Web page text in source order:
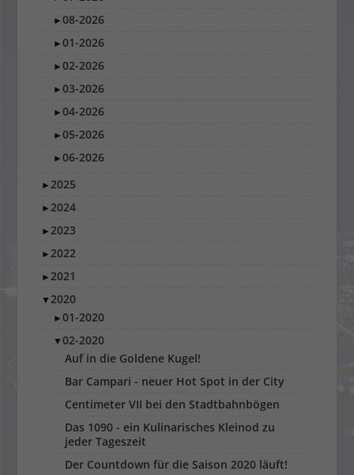
►08-2026
►01-2026
►02-2026
►03-2026
►04-2026
►05-2026
►06-2026
►2025
►2024
►2023
►2022
►2021
▼2020
►01-2020
▼02-2020
Auf in die Goldene Kugel!
Bar Campari - neuer Hot Spot in der City
Centimeter VII bei den Stadtbahnbögen
Das 1090 - ein Kulinarisches Kleinod zu
jeder Tageszeit
Der Countdown für die Saison 2020 läuft!